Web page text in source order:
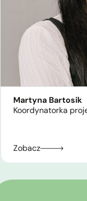
Martyna Bartosik
Koordynatorka
Zobacz